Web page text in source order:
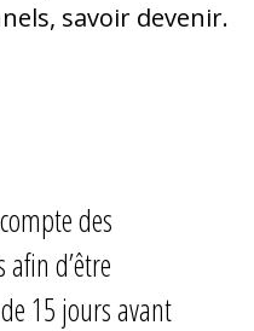
savoir devenir.
des
d’être
15 jours avant